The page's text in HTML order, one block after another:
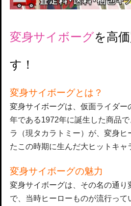
変身サイボーグを高
す！
変身サイボーグとは？
変身サイボーグは、仮面ライダー
年である1972年に誕生した商品
ラ（現タカラトミー）が、変身ヒ
たこの時期に生んだ大ヒットキャ
変身サイボーグの魅力
変身サイボーグは、その名の通り
で、当時ヒーローものが流行って